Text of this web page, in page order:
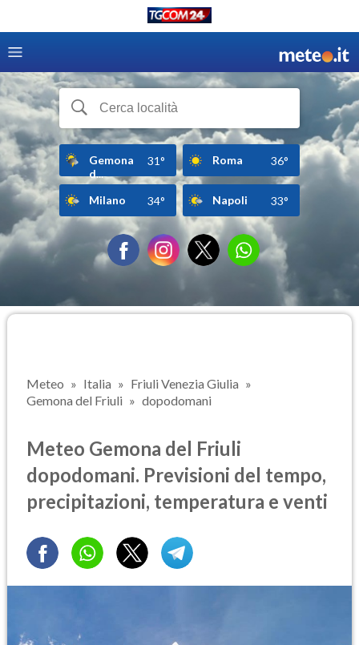
Gemona
d...
31° Roma 36°
Milano 34° Napoli 33°
Meteo Italia
Friuli Venezia Giulia
Gemona del Friuli
dopodomani
Meteo Gemona del Friuli
dopodomani. Previsioni del tempo,
precipitazioni, temperatura e venti